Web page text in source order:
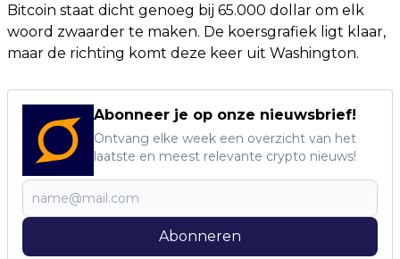
Bitcoin staat dicht genoeg bij 65.000 dollar om elk
woord zwaarder te maken. De koersgrafiek ligt klaar,
maar de richting komt deze keer uit Washington.
Abonneer je op onze nieuwsbrief!
Ontvang elke week een overzicht van het
laatste en meest relevante crypto nieuws!
Abonneren